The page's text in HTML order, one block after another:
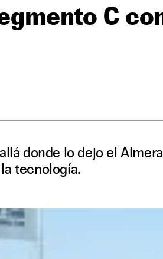
C
donde lo dejo el
tecnología.